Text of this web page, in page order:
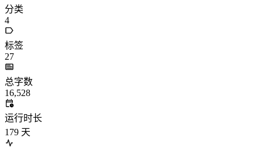
分类
4
标签
27
总字数
16,528
运行时长
179 天